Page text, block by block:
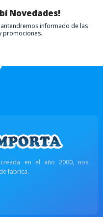
Novedades!
informado de las
promociones.
creada en el año 2000, nos
fabrica.